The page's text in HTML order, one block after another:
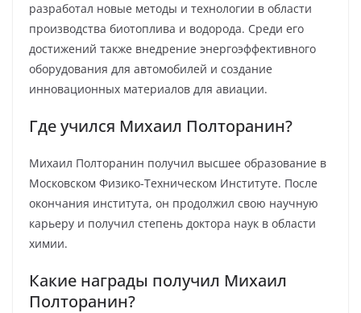
разработал новые методы и технологии в области
производства биотоплива и водорода. Среди его
достижений также внедрение энергоэффективного
оборудования для автомобилей и создание
инновационных материалов для авиации.
Где учился Михаил Полторанин?
Михаил Полторанин получил высшее образование в
Московском Физико-Техническом Институте. После
окончания института, он продолжил свою научную
карьеру и получил степень доктора наук в области
химии.
Какие награды получил Михаил
Полторанин?